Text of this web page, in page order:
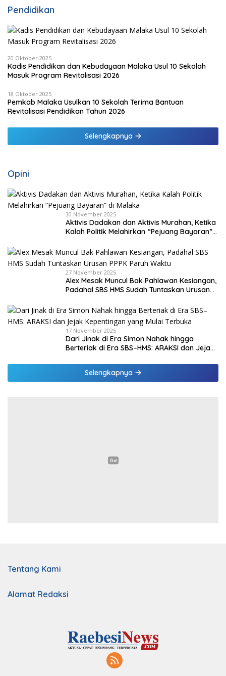
Pendidikan
20 Oktober 2025
Kadis Pendidikan dan Kebudayaan Malaka Usul 10 Sekolah
Masuk Program Revitalisasi 2026
18 Oktober 2025
Pemkab Malaka Usulkan 10 Sekolah Terima Bantuan
Revitalisasi Pendidikan Tahun 2026
Selengkapnya
Opini
30 November 2025
Aktivis Dadakan dan Aktivis Murahan, Ketika
Kalah Politik Melahirkan “Pejuang Bayaran”
27 November 2025
Alex Mesak Muncul Bak Pahlawan Kesiangan,
Padahal SBS HMS Sudah Tuntaskan Urusan
17 November 2025
Dari Jinak di Era Simon Nahak hingga
Berteriak di Era SBS–HMS: ARAKSI dan Jejak
Selengkapnya
Tentang Kami
Alamat Redaksi